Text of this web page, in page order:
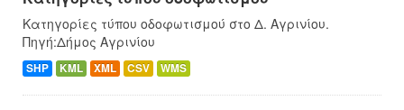
Κατηγορίες τύπου οδοφωτισμού στο Δ. Αγρινίου.
Πηγή:Δήμος Αγρινίου
SHP KML XML CSV WMS